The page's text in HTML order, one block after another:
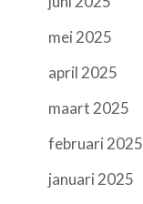
mei 2025
april 2025
maart 2025
februari 2025
januari 2025